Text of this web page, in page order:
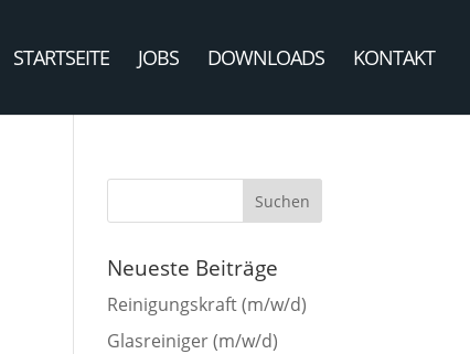
STARTSEITE JOBS DOWNLOADS KONTAKT
Neueste Beiträge
Reinigungskraft (m/w/d)
Glasreiniger (m/w/d)